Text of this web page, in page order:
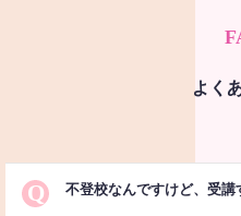
よく
Q 不登校なんですけど、受講